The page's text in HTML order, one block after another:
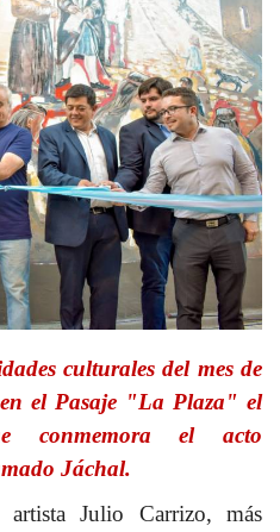
culturales del mes de
el Pasaje "La Plaza" el
conmemora el acto
Jáchal.
Julio Carrizo, más